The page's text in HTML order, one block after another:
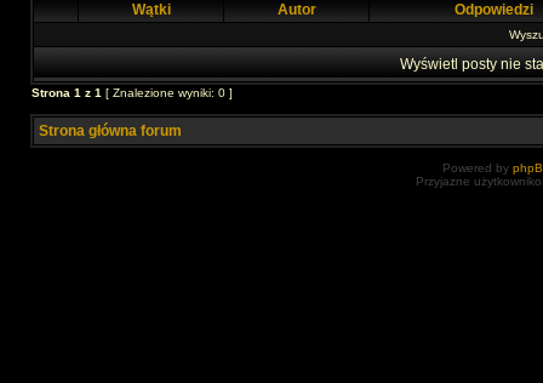
Wątki Autor Odpowiedzi
Wyświetl posty nie
Strona 1 z 1 [ Znalezione wyniki: 0 ]
Strona główna forum
Powered by
Przyjazne